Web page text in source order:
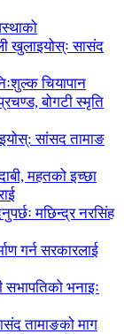
खुलाइयोस्ः सासंद
चियापान
प्रचण्ड, बोगटी स्मृति
सांसद तामाङ
महतको इच्छा
मछिन्द्र नरसिंह
गर्न सरकारलाई
भनाइः
तामाङको माग